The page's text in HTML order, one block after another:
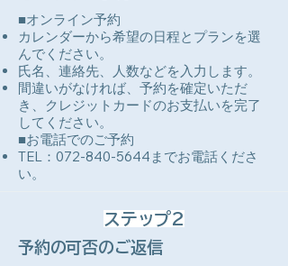
​■オンライン予約
カレンダーから希望の日程とプランを選
んでください。
氏名、連絡先、人数などを入力します。
​間違いがなければ、予約を確定いただ
き、クレジットカードのお支払いを完了
してください。
■お電話でのご予約​
TEL： 072-840-5644 までお電話くださ
い。​
ステップ2
予約の可否のご返信